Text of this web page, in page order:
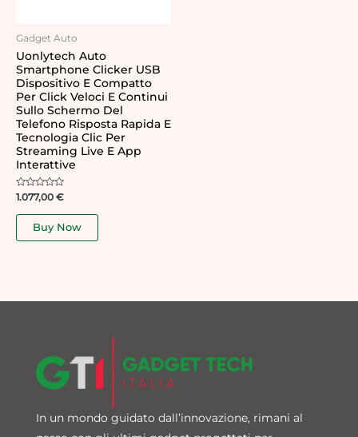
Gadget Auto
Uonlytech Auto
Smartphone Clicker USB
Dispositivo E Compatto
Per Click Veloci E Continui
Sullo Schermo Del
Telefono Risposta Rapida E
Tecnologia Clic Per
Streaming Live E App
Interattive
Rated
out
1.077,00 €
Buy Now
In un mondo guidato dall’innovazione, rimani al